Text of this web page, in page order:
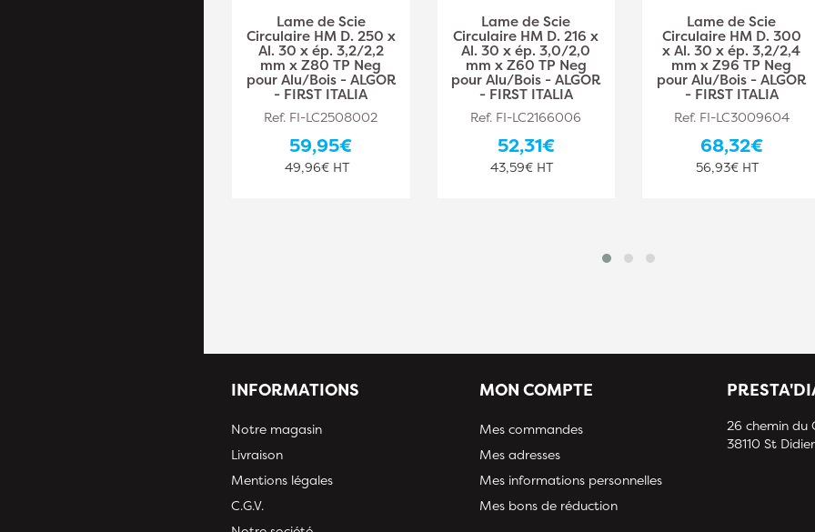
Lame de Scie
Circulaire HM D. 250 x
Al. 30 x ép. 3,2/2,2
mm x Z80 TP Neg
pour Alu/Bois - ALGOR
- FIRST ITALIA
Ref. FI-LC2508002
59,95€
49,96€ HT
Lame de Scie
Circulaire HM D. 216 x
Al. 30 x ép. 3,0/2,0
mm x Z60 TP Neg
pour Alu/Bois - ALGOR
- FIRST ITALIA
Ref. FI-LC2166006
52,31€
43,59€ HT
Lame de Scie
Circulaire HM D. 300
x Al. 30 x ép. 3,2/2,4
mm x Z96 TP Neg
pour Alu/Bois - ALGOR
- FIRST ITALIA
Ref. FI-LC3009604
68,32€
56,93€ HT
INFORMATIONS
Notre magasin
Livraison
Mentions légales
C.G.V.
MON COMPTE
Mes commandes
Mes adresses
Mes informations personnelles
Mes bons de réduction
26 chemin du
38110 St